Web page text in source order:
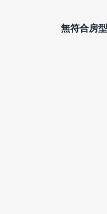
無符合房